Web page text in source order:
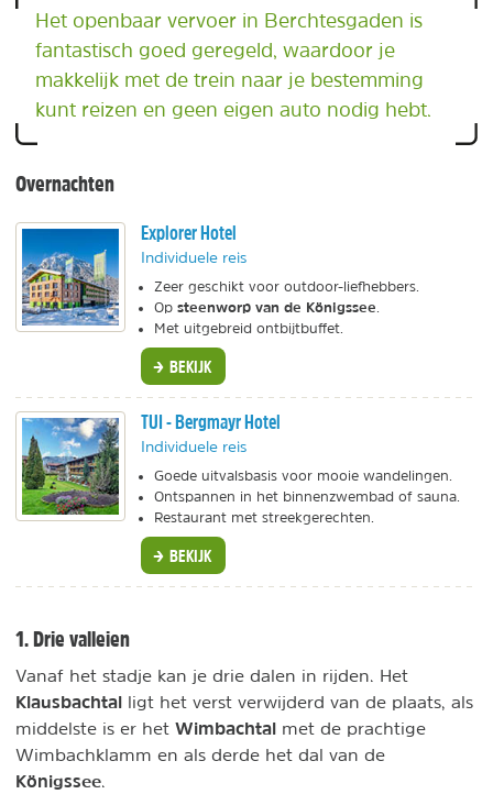
Het openbaar vervoer in Berchtesgaden is
fantastisch goed geregeld, waardoor je
makkelijk met de trein naar je bestemming
kunt reizen en geen eigen auto nodig hebt.
Overnachten
Explorer Hotel
Individuele reis
Zeer geschikt voor outdoor-liefhebbers.
Op steenworp van de Königssee
Met uitgebreid ontbijtbuffet.
BEKIJK
TUI - Bergmayr Hotel
Individuele reis
Goede uitvalsbasis voor mooie wandelingen.
Ontspannen in het binnenzwembad of sauna.
Restaurant met streekgerechten.
BEKIJK
1. Drie valleien
Vanaf het stadje kan je drie dalen in rijden. Het
Klausbachtal ligt het verst verwijderd van de plaats, als
middelste is er het Wimbachtal met de prachtige
Wimbachklamm en als derde het dal van de
Königssee.